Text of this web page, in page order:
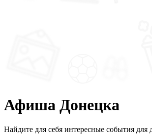
Афиша Донецка
Найдите для себя интересные события для